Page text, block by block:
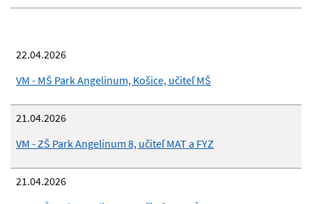
22.04.2026
VM - MŠ Park Angelinum, Košice, učiteľ MŠ
21.04.2026
VM - ZŠ Park Angelinum 8, učiteľ MAT a FYZ
21.04.2026